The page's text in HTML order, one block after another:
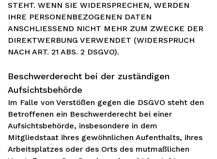
STEHT. WENN SIE WIDERSPRECHEN, WERDEN
IHRE PERSONENBEZOGENEN DATEN
ANSCHLIESSEND NICHT MEHR ZUM ZWECKE DER
DIREKTWERBUNG VERWENDET (WIDERSPRUCH
NACH ART. 21 ABS. 2 DSGVO).
Beschwerde­recht bei der zuständigen
Aufsichts­behörde
Im Falle von Verstößen gegen die DSGVO steht den
Betroffenen ein Beschwerderecht bei einer
Aufsichtsbehörde, insbesondere in dem
Mitgliedstaat ihres gewöhnlichen Aufenthalts, ihres
Arbeitsplatzes oder des Orts des mutmaßlichen